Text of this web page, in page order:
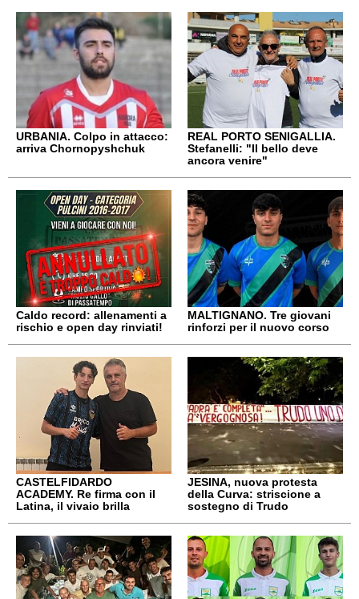
URBANIA. Colpo in attacco:
arriva Chornopyshchuk
REAL PORTO SENIGALLIA.
Stefanelli: "Il bello deve
ancora venire"
Caldo record: allenamenti a
rischio e open day rinviati!
MALTIGNANO. Tre giovani
rinforzi per il nuovo corso
CASTELFIDARDO
ACADEMY. Re firma con il
Latina, il vivaio brilla
JESINA, nuova protesta
della Curva: striscione a
sostegno di Trudo